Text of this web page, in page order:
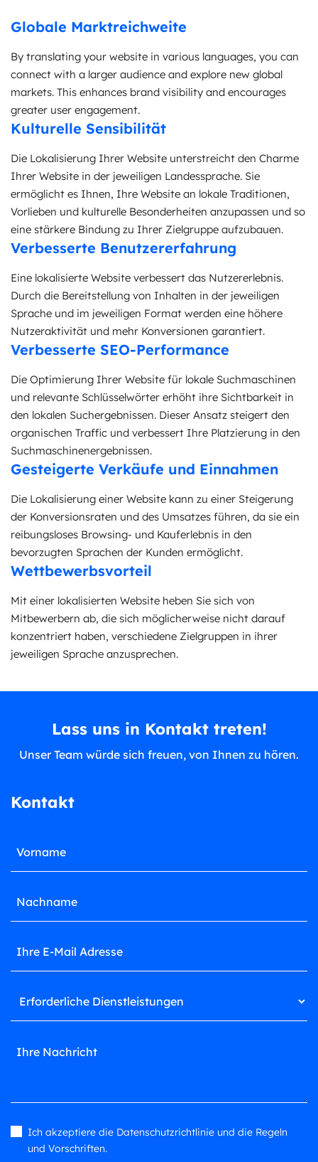
Globale Marktreichweite
By translating your website in various languages, you can
connect with a larger audience and explore new global
markets. This enhances brand visibility and encourages
greater user engagement.
Kulturelle Sensibilität
Die Lokalisierung Ihrer Website unterstreicht den Charme
Ihrer Website in der jeweiligen Landessprache. Sie
ermöglicht es Ihnen, Ihre Website an lokale Traditionen,
Vorlieben und kulturelle Besonderheiten anzupassen und so
eine stärkere Bindung zu Ihrer Zielgruppe aufzubauen.
Verbesserte Benutzererfahrung
Eine lokalisierte Website verbessert das Nutzererlebnis.
Durch die Bereitstellung von Inhalten in der jeweiligen
Sprache und im jeweiligen Format werden eine höhere
Nutzeraktivität und mehr Konversionen garantiert.
Verbesserte SEO-Performance
Die Optimierung Ihrer Website für lokale Suchmaschinen
und relevante Schlüsselwörter erhöht ihre Sichtbarkeit in
den lokalen Suchergebnissen. Dieser Ansatz steigert den
organischen Traffic und verbessert Ihre Platzierung in den
Suchmaschinenergebnissen.
Gesteigerte Verkäufe und Einnahmen
Die Lokalisierung einer Website kann zu einer Steigerung
der Konversionsraten und des Umsatzes führen, da sie ein
reibungsloses Browsing- und Kauferlebnis in den
bevorzugten Sprachen der Kunden ermöglicht.
Wettbewerbsvorteil
Mit einer lokalisierten Website heben Sie sich von
Mitbewerbern ab, die sich möglicherweise nicht darauf
konzentriert haben, verschiedene Zielgruppen in ihrer
jeweiligen Sprache anzusprechen.
Lass uns in Kontakt treten!
Unser Team würde sich freuen, von Ihnen zu hören.
Kontakt
Please leave this field empty.
Ich akzeptiere die Datenschutzrichtlinie und die Regeln
und Vorschriften.